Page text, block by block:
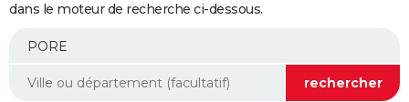
Essais
Réserver un essai
Citadines
Berlines
SUV
Forum auto
+
Mobiles
Meilleur smartphone
Internet
Ordinateurs
Jeux vidéo
Guide high-tech
Aménagement intérieur
dans le moteur de recherche ci-dessous.